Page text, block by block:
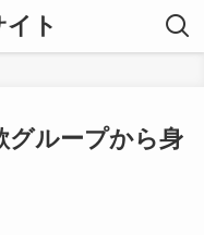
ト
グループから身